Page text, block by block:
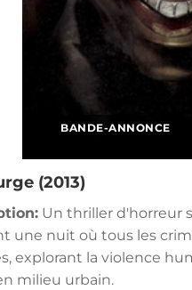
BANDE-ANNONCE
(2013)
Un thriller d'horreur
une nuit où tous les
explorant la violence
milieu urbain.